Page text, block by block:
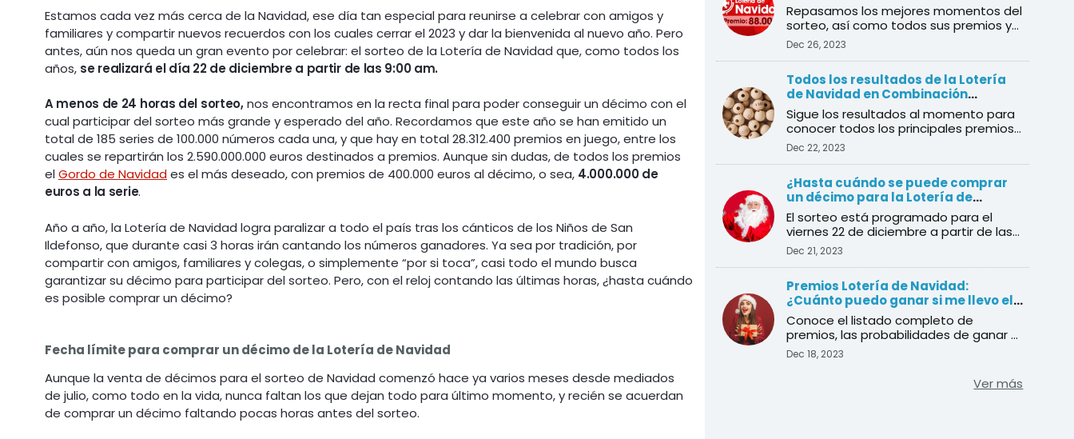
Estamos cada vez más cerca de la Navidad, ese día tan especial para reunirse a celebrar con amigos y
familiares y compartir nuevos recuerdos con los cuales cerrar el 2023 y dar la bienvenida al nuevo año. Pero
antes, aún nos queda un gran evento por celebrar: el sorteo de la Lotería de Navidad que, como todos los
años, se realizará el día 22 de diciembre a partir de las 9:00 am.
A menos de 24 horas del sorteo,nos encontramos en la recta final para poder conseguir un décimo con el
cual participar del sorteo más grande y esperado del año. Recordamos que este año se han emitido un
total de 185 series de 100.000 números cada una, y que hay en total 28.312.400 premios en juego, entre los
cuales se repartirán los 2.590.000.000 euros destinados a premios. Aunque sin dudas, de todos los premios
elGordo de Navidades el más deseado, con premios de 400.000 euros al décimo, o sea, 4.000.000 de
euros a la serie.
Año a año, la Lotería de Navidad logra paralizar a todo el país tras los cánticos de los Niños de San
Ildefonso, que durante casi 3 horas irán cantando los números ganadores. Ya sea por tradición, por
compartir con amigos, familiares y colegas, o simplemente “por si toca”, casi todo el mundo busca
garantizar su décimo para participar del sorteo. Pero, con el reloj contando las últimas horas, ¿hasta cuándo
es posible comprar un décimo?
Fecha límite para comprar un décimo de la Lotería de Navidad
Aunque la venta de décimos para el sorteo de Navidad comenzó hace ya varios meses desde mediados
de julio, como todo en la vida, nunca faltan los que dejan todo para último momento, y recién se acuerdan
de comprar un décimo faltando pocas horas antes del sorteo.
Repasamos los mejores momentos del
sorteo, así como todos sus premios y
ganadores
Dec 26, 2023
Todos los resultados de la Lotería
de Navidad en Combinación
Ganadora
Sigue los resultados al momento para
conocer todos los principales premios
del sorteo de Navidad
Dec 22, 2023
¿Hasta cuándo se puede comprar
un décimo para la Lotería de
Navidad?
El sorteo está programado para el
viernes 22 de diciembre a partir de las
Dec 21, 2023
Premios Lotería de Navidad:
¿Cuánto puedo ganar si me llevo el
Gordo?
Conoce el listado completo de
premios, las probabilidades de ganar y
la cantidad de décimos en j ...
Dec 18, 2023
Ver más